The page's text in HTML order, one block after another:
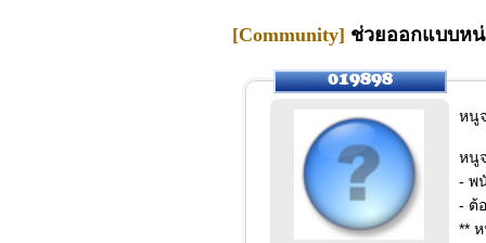
[Community] ช่วยออกแบบหน่
หนู
หนู
- พ
- ต้
**